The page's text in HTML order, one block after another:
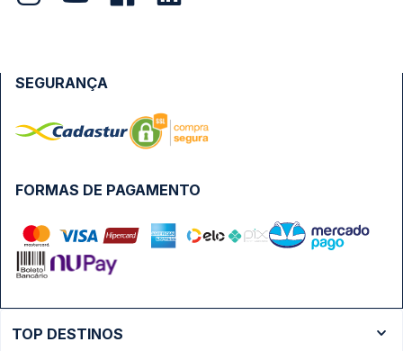
FORMAS DE PAGAMENTO
SEGURANÇA
TOP DESTINOS